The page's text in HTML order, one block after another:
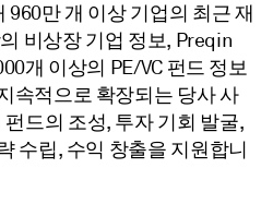
960만 개 이상 기업의 최근 재
비상장 기업 정보, Preqin
개 이상의 PE/VC 펀드 정보
속적으로 확장되는 당사 사
드의 조성, 투자 기회 발굴,
수립, 수익 창출을 지원합니